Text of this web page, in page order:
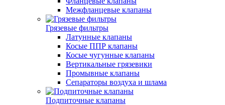
Межфланцевые клапаны
Грязевые фильтры
Латунные клапаны
Косые ППР клапаны
Косые чугунные клапаны
Вертикальные грязевики
Промывные клапаны
Сепараторы воздуха и шлама
Подпиточные клапаны